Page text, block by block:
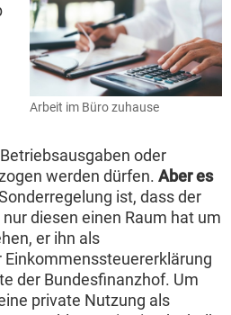
Arbeit im Büro zuhause
oder
werden dürfen. Aber es
ist, dass der
diesen einen Raum hat um
er ihn als
der Bundesfinanzhof. Um
private Nutzung als